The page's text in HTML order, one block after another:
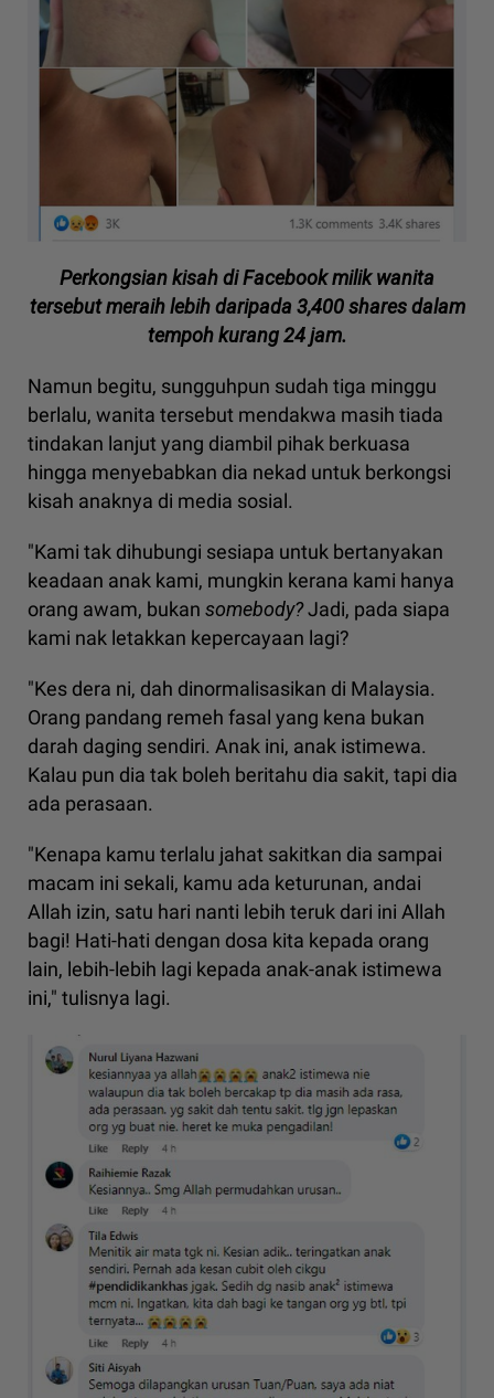
Perkongsian kisah di Facebook milik wanita
tersebut meraih lebih daripada 3,400 shares dalam
tempoh kurang 24 jam.
Namun begitu, sungguhpun sudah tiga minggu
berlalu, wanita tersebut mendakwa masih tiada
tindakan lanjut yang diambil pihak berkuasa
hingga menyebabkan dia nekad untuk berkongsi
kisah anaknya di media sosial.
"Kami tak dihubungi sesiapa untuk bertanyakan
keadaan anak kami, mungkin kerana kami hanya
orang awam, bukan somebody?Jadi, pada siapa
kami nak letakkan kepercayaan lagi?
"Kes dera ni, dah dinormalisasikan di Malaysia.
Orang pandang remeh fasal yang kena bukan
darah daging sendiri. Anak ini, anak istimewa.
Kalau pun dia tak boleh beritahu dia sakit, tapi dia
ada perasaan.
"Kenapa kamu terlalu jahat sakitkan dia sampai
macam ini sekali, kamu ada keturunan, andai
Allah izin, satu hari nanti lebih teruk dari ini Allah
bagi! Hati-hati dengan dosa kita kepada orang
lain, lebih-lebih lagi kepada anak-anak istimewa
ini," tulisnya lagi.